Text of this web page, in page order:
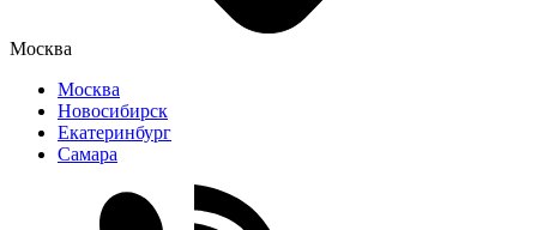
Москва
Москва
Новосибирск
Екатеринбург
Самара